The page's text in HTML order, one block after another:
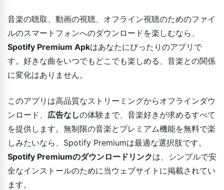
音楽の聴取、動画の視聴、オフライン視聴のためのファイ
ルのスマートフォンへのダウンロードを楽しむなら、
Spotify Premium Apkはあなたにぴったりのアプリで
す。好きな曲をいつでもどこでも楽しめる、音楽との関係
に変化はありません。
このアプリは高品質なストリーミングからオフラインダウ
ンロード、 広告なしの体験まで、音楽好きが求めるすべて
を提供します。無制限の音楽とプレミアム機能を無料で楽
しみたいなら、Spotify Premiumは最適な選択肢です。
Spotify Premiumのダウンロードリンクは、シンプルで安
全なインストールのために当ウェブサイトに掲載されてい
ます。